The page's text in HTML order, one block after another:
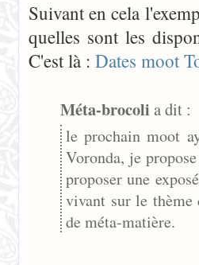
Suivant en cela
quelles sont les
C'est là : Dates moot
Méta-brocoli a dit :
le prochain moot
Voronda, je
proposer une
vivant sur le
de méta-matière.